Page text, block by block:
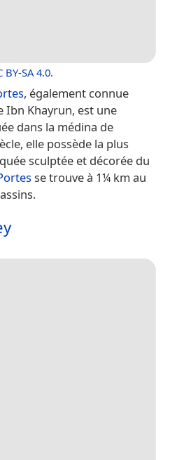
BY-SA 4.0.
, également connue
Ibn Khayrun, est une
dans la médina de
elle possède la plus
sculptée et décorée du
se trouve à 1¼ km au